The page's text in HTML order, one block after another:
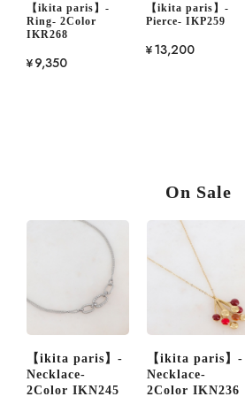
【ikita paris】-
Ring- 2Color
IKR268
¥9,350
【ikita paris】-
Pierce- IKP259
¥13,200
On Sale
【ikita paris】-
Necklace-
2Color IKN236
【ikita paris
Necklace-
IKN258